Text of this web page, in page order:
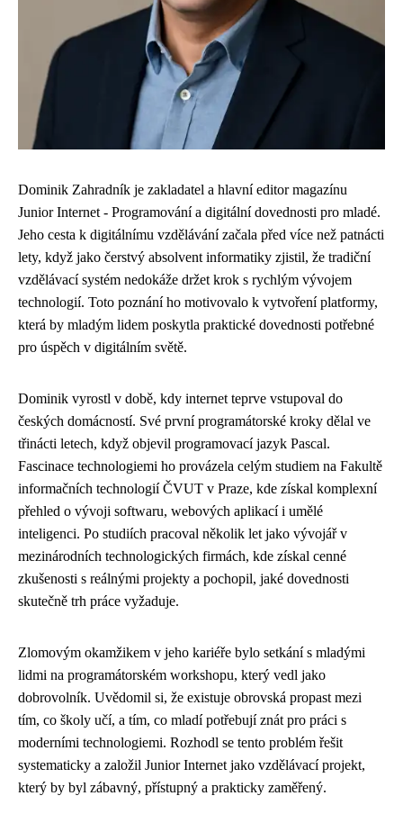
Dominik Zahradník je zakladatel a hlavní editor magazínu
Junior Internet - Programování a digitální dovednosti pro mladé.
Jeho cesta k digitálnímu vzdělávání začala před více než patnácti
lety, když jako čerstvý absolvent informatiky zjistil, že tradiční
vzdělávací systém nedokáže držet krok s rychlým vývojem
technologií. Toto poznání ho motivovalo k vytvoření platformy,
která by mladým lidem poskytla praktické dovednosti potřebné
pro úspěch v digitálním světě.
Dominik vyrostl v době, kdy internet teprve vstupoval do
českých domácností. Své první programátorské kroky dělal ve
třinácti letech, když objevil programovací jazyk Pascal.
Fascinace technologiemi ho provázela celým studiem na Fakultě
informačních technologií ČVUT v Praze, kde získal komplexní
přehled o vývoji softwaru, webových aplikací i umělé
inteligenci. Po studiích pracoval několik let jako vývojář v
mezinárodních technologických firmách, kde získal cenné
zkušenosti s reálnými projekty a pochopil, jaké dovednosti
skutečně trh práce vyžaduje.
Zlomovým okamžikem v jeho kariéře bylo setkání s mladými
lidmi na programátorském workshopu, který vedl jako
dobrovolník. Uvědomil si, že existuje obrovská propast mezi
tím, co školy učí, a tím, co mladí potřebují znát pro práci s
moderními technologiemi. Rozhodl se tento problém řešit
systematicky a založil Junior Internet jako vzdělávací projekt,
který by byl zábavný, přístupný a prakticky zaměřený.